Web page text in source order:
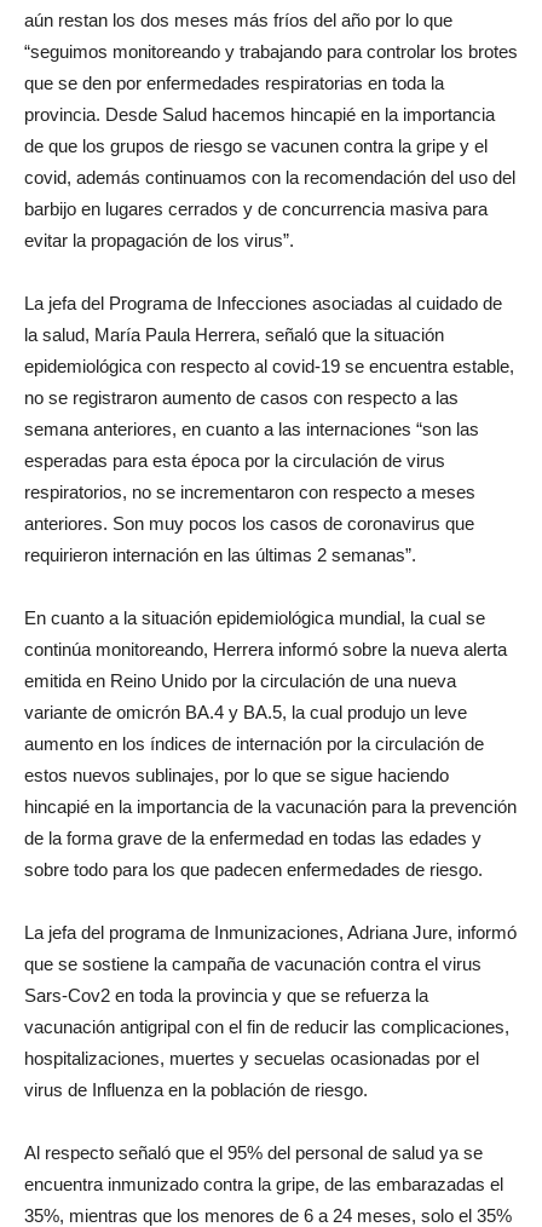
aún restan los dos meses más fríos del año por lo que
“seguimos monitoreando y trabajando para controlar los brotes
que se den por enfermedades respiratorias en toda la
provincia. Desde Salud hacemos hincapié en la importancia
de que los grupos de riesgo se vacunen contra la gripe y el
covid, además continuamos con la recomendación del uso del
barbijo en lugares cerrados y de concurrencia masiva para
evitar la propagación de los virus”.
La jefa del Programa de Infecciones asociadas al cuidado de
la salud, María Paula Herrera, señaló que la situación
epidemiológica con respecto al covid-19 se encuentra estable,
no se registraron aumento de casos con respecto a las
semana anteriores, en cuanto a las internaciones “son las
esperadas para esta época por la circulación de virus
respiratorios, no se incrementaron con respecto a meses
anteriores. Son muy pocos los casos de coronavirus que
requirieron internación en las últimas 2 semanas”.
En cuanto a la situación epidemiológica mundial, la cual se
continúa monitoreando, Herrera informó sobre la nueva alerta
emitida en Reino Unido por la circulación de una nueva
variante de omicrón BA.4 y BA.5, la cual produjo un leve
aumento en los índices de internación por la circulación de
estos nuevos sublinajes, por lo que se sigue haciendo
hincapié en la importancia de la vacunación para la prevención
de la forma grave de la enfermedad en todas las edades y
sobre todo para los que padecen enfermedades de riesgo.
La jefa del programa de Inmunizaciones, Adriana Jure, informó
que se sostiene la campaña de vacunación contra el virus
Sars-Cov2 en toda la provincia y que se refuerza la
vacunación antigripal con el fin de reducir las complicaciones,
hospitalizaciones, muertes y secuelas ocasionadas por el
virus de Influenza en la población de riesgo.
Al respecto señaló que el 95% del personal de salud ya se
encuentra inmunizado contra la gripe, de las embarazadas el
35%, mientras que los menores de 6 a 24 meses, solo el 35%